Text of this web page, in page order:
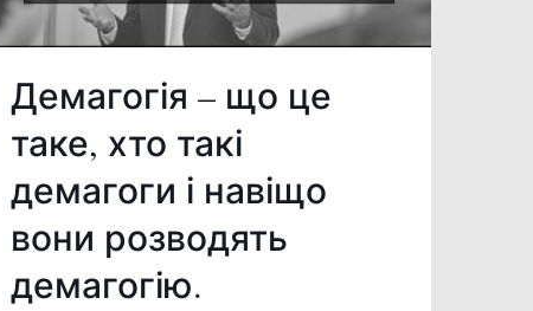
Демагогія – що це
таке, хто такі
демагоги і навіщо
вони розводять
демагогію.